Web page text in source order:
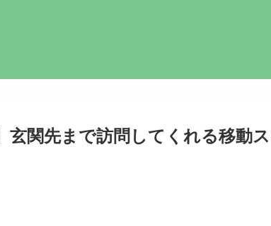
玄関先まで訪問してくれる移動